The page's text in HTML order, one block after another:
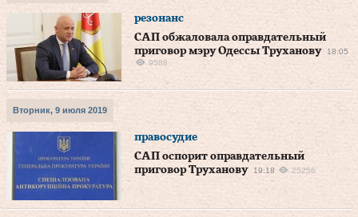
резонанс
САП обжаловала оправдательный
приговор мэру Одессы Труханову
18:05
9588
Вторник, 9 июля 2019
правосудие
САП оспорит оправдательный
приговор Труханову
19:18 25256